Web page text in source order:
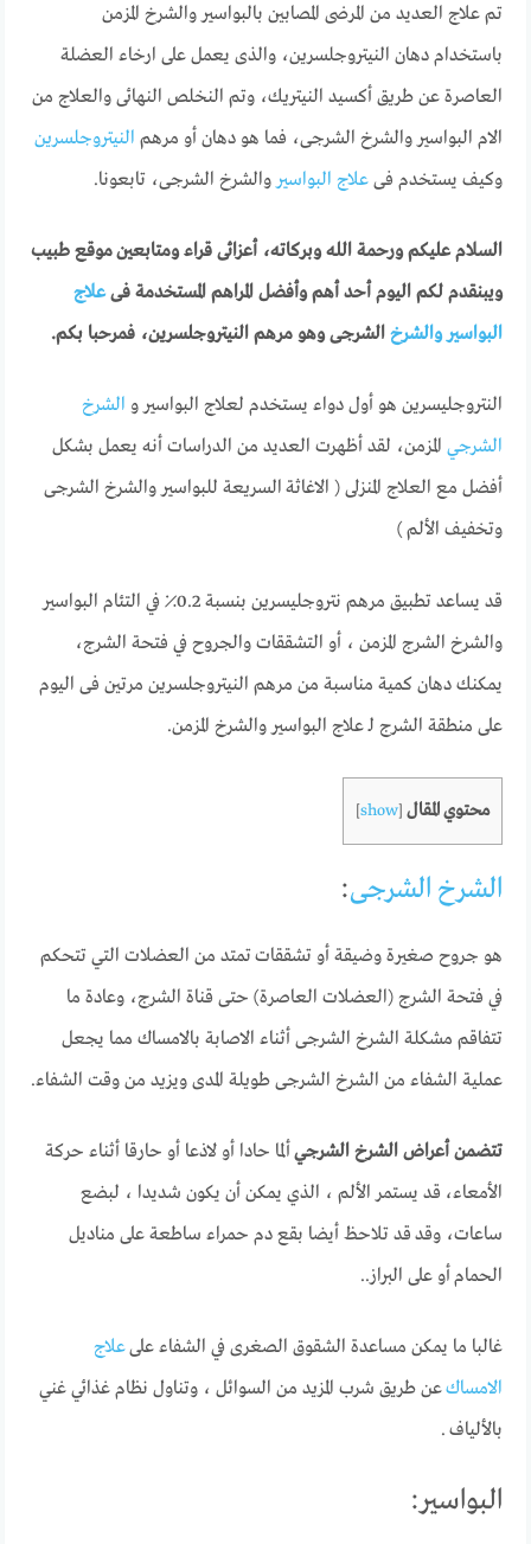
تم علاج العديد من المرضى المصابين بالبواسير والشرخ المزمن
باستخدام دهان النيتروجلسرين، والذى يعمل على ارخاء العضلة
العاصرة عن طريق أكسيد النيتريك، وتم النخلص النهائى والعلاج من
الام البواسير والشرخ الشرجى، فما هو دهان أو مرهم النيتروجلسرين
وكيف يستخدم فىعلاج البواسير والشرخ الشرجى، تابعونا.
السلام عليكم ورحمة الله وبركاته، أعزائى قراء ومتابعين موقع طبيب
ويبنقدم لكم اليوم أحد أهم وأفضل المراهم المستخدمة فىعلاج
البواسير والشرخ الشرجى وهو مرهم النيتروجلسرين، فمرحبا بكم.
النتروجليسرين هو أول دواء يستخدم لعلاج البواسير و الشرخ
الشرجي المزمن، لقد أظهرت العديد من الدراسات أنه يعمل بشكل
أفضل مع العلاج المنزلى ( الاغاثة السريعة للبواسير والشرخ الشرجى
وتخفيف الألم )
قد يساعد تطبيق مرهم نتروجليسرين بنسبة 0.2٪ في التئام البواسير
والشرخ الشرج المزمن ، أو التشققات والجروح في فتحة الشرج،
يمكنك دهان كمية مناسبة من مرهم النيتروجلسرين مرتين فى اليوم
على منطقة الشرج لـ علاج البواسير والشرخ المزمن.
محتوي المقال [
show
]
الشرخ الشرجى:
هو جروح صغيرة وضيقة أو تشققاتتمتد من العضلات التي تتحكم
في فتحة الشرج (العضلات العاصرة) حتى قناة الشرج، وعادة ما
تتفاقم مشكلة الشرخ الشرجى أثناء الاصابة بالامساك مما يجعل
عملية الشفاء من الشرخ الشرجى طويلة المدى ويزيد من وقت الشفاء.
تتضمن أعراض الشرخ الشرجي ألما حادا أو لاذعا أو حارقا أثناء حركة
الأمعاء، قد يستمر الألم ، الذي يمكن أن يكون شديدا ، لبضع
ساعات، وقد قد تلاحظ أيضا بقع دم حمراء ساطعة على مناديل
الحمام أو على البراز..
غالبا ما يمكن مساعدة الشقوق الصغرى في الشفاء علىعلاج
الامساكعن طريق شرب المزيد من السوائل ، وتناول نظام غذائي غني
بالألياف .
البواسير: